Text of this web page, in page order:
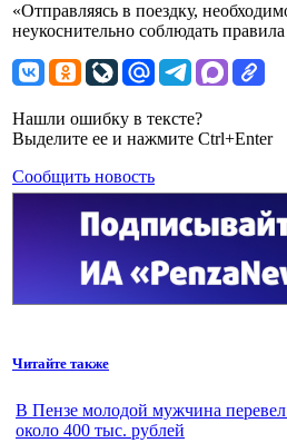
«Отправляясь в поездку,
неукоснительно соблюдать
Нашли ошибку в тексте?
Выделите ее и нажмите Ctrl+Enter
Сообщить новость
Читайте также
В Пензе молодой мужчина
около 400 тыс. рублей